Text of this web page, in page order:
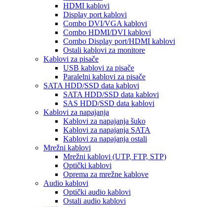
HDMI kablovi
Display port kablovi
Combo DVI/VGA kablovi
Combo HDMI/DVI kablovi
Combo Display port/HDMI kablovi
Ostali kablovi za monitore
Kablovi za pisače
USB kablovi za pisače
Paralelni kablovi za pisače
SATA HDD/SSD data kablovi
SATA HDD/SSD data kablovi
SAS HDD/SSD data kablovi
Kablovi za napajanja
Kablovi za napajanja šuko
Kablovi za napajanja SATA
Kablovi za napajanja ostali
Mrežni kablovi
Mrežni kablovi (UTP, FTP, STP)
Optički kablovi
Oprema za mrežne kablove
Audio kablovi
Optički audio kablovi
Ostali audio kablovi